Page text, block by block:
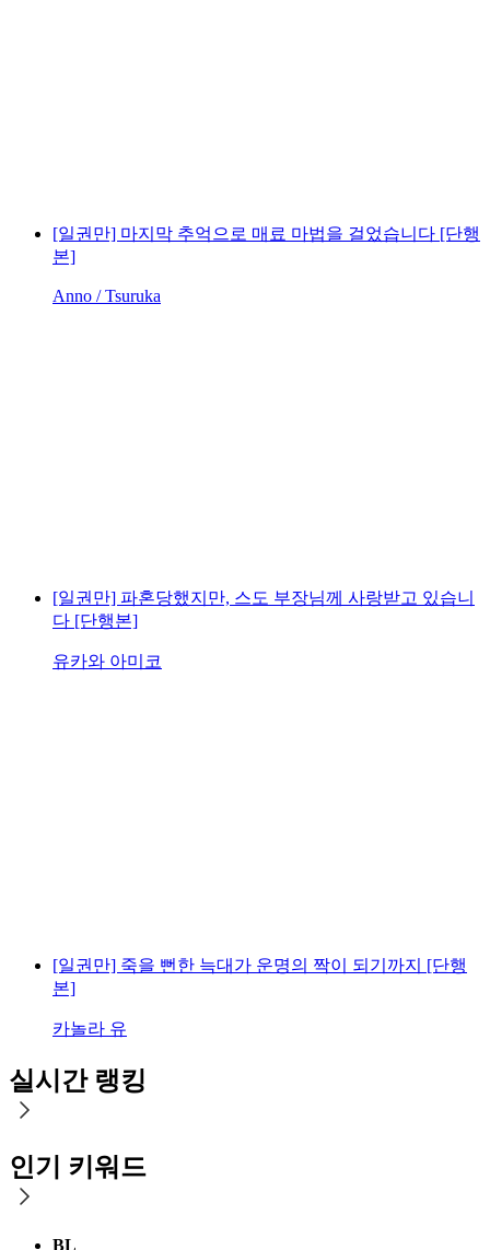
[일권만] 마지막 추억으로 매료 마법을 걸었습니다 [단행
본]
Anno / Tsuruka
[일권만] 파혼당했지만, 스도 부장님께 사랑받고 있습니
다 [단행본]
유카와 아미코
[일권만] 죽을 뻔한 늑대가 운명의 짝이 되기까지 [단행
본]
카놀라 유
실시간 랭킹
인기 키워드
BL